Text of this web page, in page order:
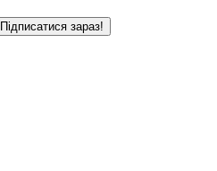
Підписатися зараз!